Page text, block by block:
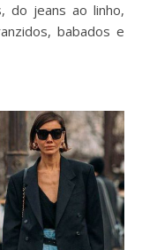
do jeans ao linho,
babados e